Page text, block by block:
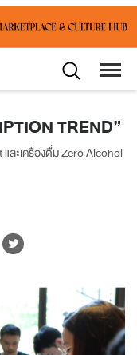
TREND”
ละเครื่องดื่ม Zero Alcohol